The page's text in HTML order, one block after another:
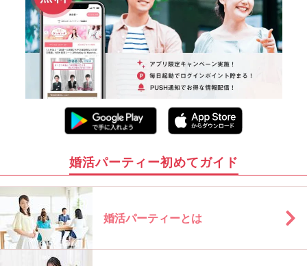
婚活パーティー初めてガイド
婚活パーティーとは